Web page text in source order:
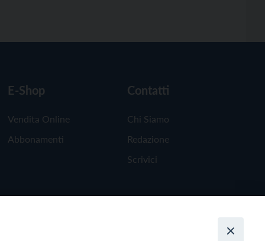
E-Shop
Vendita Online
Abbonamenti
Contatti
Chi Siamo
Redazione
Scrivici